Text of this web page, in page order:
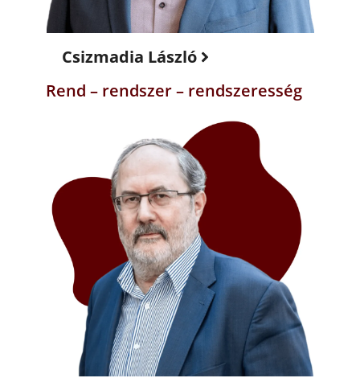
Csizmadia László
Rend – rendszer – rendszeresség